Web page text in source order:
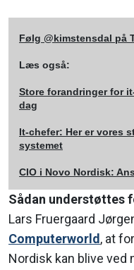
Følg @kimstensdal på
Læs også:
Store forandringer for
dag
It-chefer: Her er vores
systemet
CIO i Novo Nordisk:
Sådan understøttes
Lars Fruergaard
Computerworld , at
Nordisk kan blive ved